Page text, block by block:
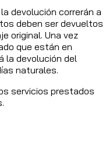
devolución correrán a
deben ser devueltos
original. Una vez
que están en
la devolución del
naturales.
servicios prestados